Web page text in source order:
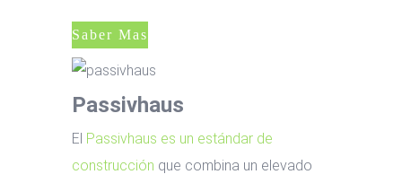
Saber Mas
Passivhaus
El Passivhaus es un estándar de
construcción que combina un elevado